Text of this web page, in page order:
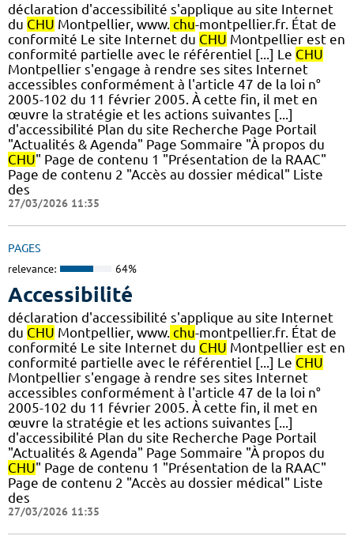
déclaration d'accessibilité s'applique au site Internet
du CHU Montpellier, www. chu-montpellier.fr. État de
conformité Le site Internet du CHU Montpellier est en
conformité partielle avec le référentiel [...] Le CHU
Montpellier s'engage à rendre ses sites Internet
accessibles conformément à l'article 47 de la loi n°
2005-102 du 11 février 2005. À cette fin, il met en
œuvre la stratégie et les actions suivantes [...]
d'accessibilité Plan du site Recherche Page Portail
"Actualités & Agenda" Page Sommaire "À propos du
CHU" Page de contenu 1 "Présentation de la RAAC"
Page de contenu 2 "Accès au dossier médical" Liste
des
27/03/2026 11:35
PAGES
relevance: 64%
Accessibilité
déclaration d'accessibilité s'applique au site Internet
du CHU Montpellier, www. chu-montpellier.fr. État de
conformité Le site Internet du CHU Montpellier est en
conformité partielle avec le référentiel [...] Le CHU
Montpellier s'engage à rendre ses sites Internet
accessibles conformément à l'article 47 de la loi n°
2005-102 du 11 février 2005. À cette fin, il met en
œuvre la stratégie et les actions suivantes [...]
d'accessibilité Plan du site Recherche Page Portail
"Actualités & Agenda" Page Sommaire "À propos du
CHU" Page de contenu 1 "Présentation de la RAAC"
Page de contenu 2 "Accès au dossier médical" Liste
des
27/03/2026 11:35